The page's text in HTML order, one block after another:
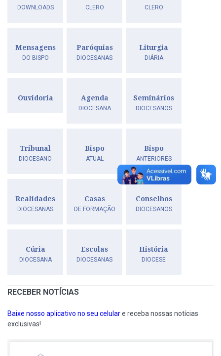
DOWNLOADS CLERO CLERO
Mensagens
DO BISPO
Paróquias
DIOCESANAS
Liturgia
DIÁRIA
Ouvidoria Agenda
DIOCESANA
Seminários
DIOCESANOS
Tribunal
DIOCESANO
Bispo
ATUAL
Bispo
ANTERIORES
Realidades
DIOCESANAS
Casas
DE FORMAÇÃO
Conselhos
DIOCESANOS
Cúria
DIOCESANA
Escolas
DIOCESANAS
História
DIOCESE
RECEBER NOTÍCIAS
Baixe nosso aplicativo no seu celulare receba nossas notícias
exclusivas!